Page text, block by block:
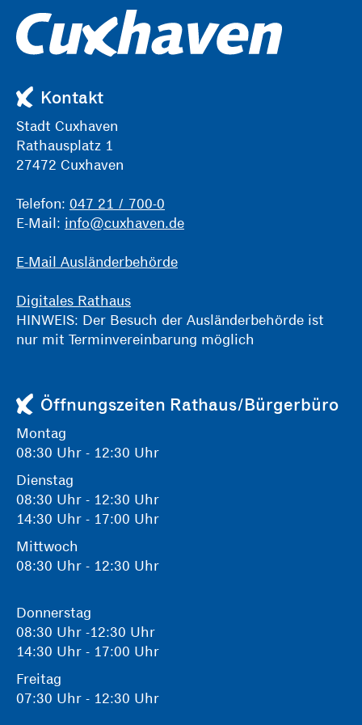
Kontakt
Stadt Cuxhaven
Rathausplatz 1
27472 Cuxhaven
Telefon: 047 21 / 700-0
E-Mail: info@cuxhaven.de
E-Mail Ausländerbehörde
Digitales Rathaus
HINWEIS: Der Besuch der Ausländerbehörde ist
nur mit Terminvereinbarung möglich
Öffnungszeiten Rathaus/Bürgerbüro
Montag
08:30 Uhr - 12:30 Uhr
Dienstag
08:30 Uhr - 12:30 Uhr
14:30 Uhr - 17:00 Uhr
Mittwoch
08:30 Uhr - 12:30 Uhr
Donnerstag
08:30 Uhr -12:30 Uhr
14:30 Uhr - 17:00 Uhr
Freitag
07:30 Uhr - 12:30 Uhr